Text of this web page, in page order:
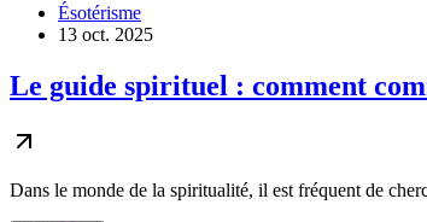
Ésotérisme
13 oct. 2025
Le guide spirituel : comment
Dans le monde de la spiritualité, il est fréquent de